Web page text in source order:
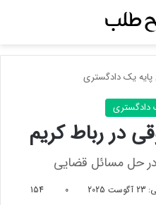
پایه یک دادگستری
دادگستری
در رباط کریم
حل مسائل قضایی
0
154